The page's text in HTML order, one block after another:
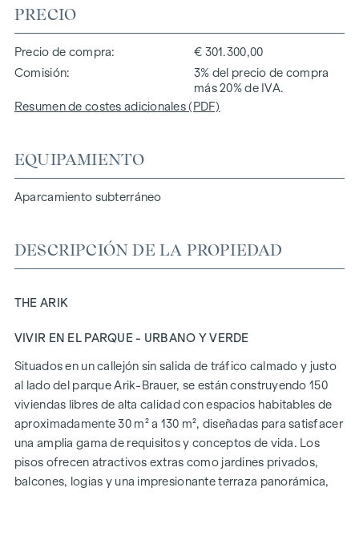
PRECIO
Precio de compra
€ 301.300,00
Comisión
3% del precio de compra
más 20% de IVA.
Resumen de costes adicionales (PDF)
EQUIPAMIENTO
Aparcamiento subterráneo
DESCRIPCIÓN DE LA PROPIEDAD
THE ARIK
VIVIR EN EL PARQUE - URBANO Y VERDE
Situados en un callejón sin salida de tráfico calmado y justo
al lado del parque Arik-Brauer, se están construyendo 150
viviendas libres de alta calidad con espacios habitables de
aproximadamente 30 m² a 130 m², diseñadas para satisfacer
una amplia gama de requisitos y conceptos de vida. Los
pisos ofrecen atractivos extras como jardines privados,
balcones, logias y una impresionante terraza panorámica,